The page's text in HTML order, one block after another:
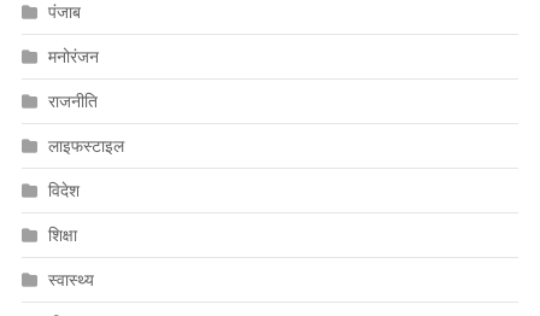
पंजाब
मनोरंजन
राजनीति
लाइफस्टाइल
विदेश
शिक्षा
स्वास्थ्य